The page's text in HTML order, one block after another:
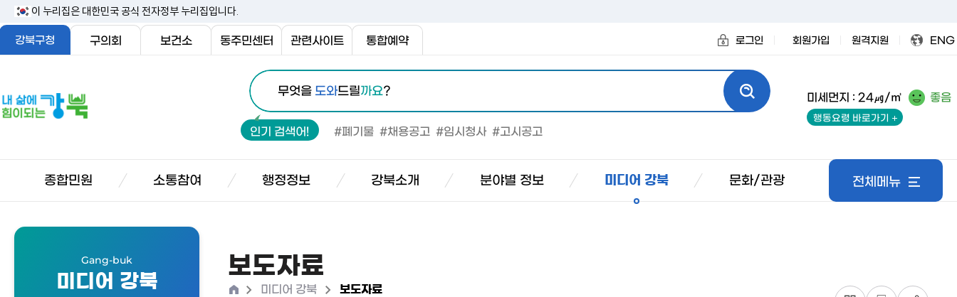
문
내
바
이 누리집은 대한민국 공식 전자정부 누리집입니다.
강북구청 구의회 보건소 동주민센터 관련사이트 통합예약 로그인 회원가입 원격지원 ENG
삶
에
통
합
검
색
무엇을 도와드릴까요?
인기 검색어! #폐기물 #채용공고 #임시청사 #고시공고
미세먼지 : 24㎍/㎥ 좋음
행동요령 바로가기
종합민원 소통참여 행정정보 강북소개 분야별 정보 미디어 강북 문화/관광 전체메뉴
Gang-buk
미디어 강북
보도자료
홈 >미디어 강북 >보도자료